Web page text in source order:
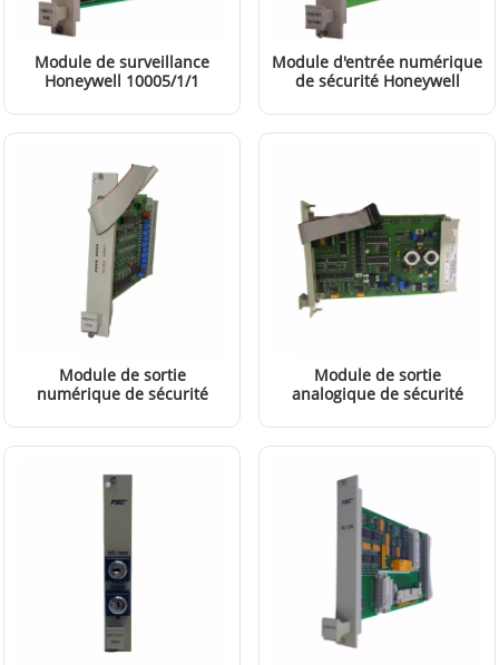
Module de surveillance
Honeywell 10005/1/1
EN SAVOIR PLUS
Module d'entrée numérique
de sécurité Honeywell
EN SAVOIR PLUS
Module de sortie
numérique de sécurité
EN SAVOIR PLUS
Module de sortie
analogique de sécurité
EN SAVOIR PLUS